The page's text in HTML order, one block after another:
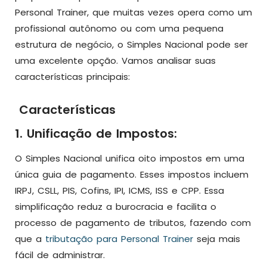
Personal Trainer, que muitas vezes opera como um
profissional autônomo ou com uma pequena
estrutura de negócio, o Simples Nacional pode ser
uma excelente opção. Vamos analisar suas
características principais:
Características
1. Unificação de Impostos:
O Simples Nacional unifica oito impostos em uma
única guia de pagamento. Esses impostos incluem
IRPJ, CSLL, PIS, Cofins, IPI, ICMS, ISS e CPP. Essa
simplificação reduz a burocracia e facilita o
processo de pagamento de tributos, fazendo com
que a tributação para Personal Trainer seja mais
fácil de administrar.